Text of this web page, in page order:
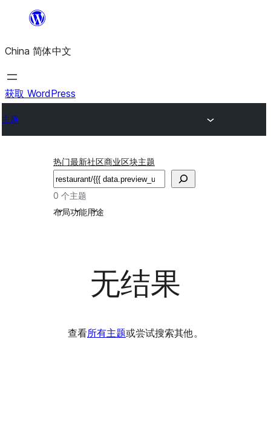
内
容
China 简体中文
获取 WordPress
主题
热门最新社区商业区块主题
搜
索
0 个主题
布局功能用途
无结果
查看所有主题或尝试搜索其他。